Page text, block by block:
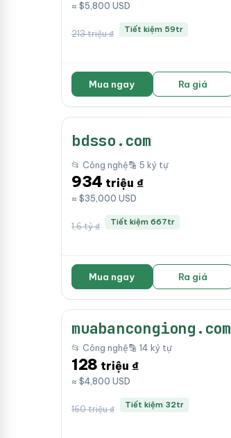
≈ $5,800 USD
213 triệu ₫ Tiết kiệm 59tr
Mua ngay Ra giá
bdsso.com
📂 Công nghệ🔡 5 ký tự
934 triệu ₫
≈ $35,000 USD
1,6 tỷ ₫ Tiết kiệm 667tr
Mua ngay Ra giá
muabancongiong.com
📂 Công nghệ🔡 14 ký tự
128 triệu ₫
≈ $4,800 USD
160 triệu ₫ Tiết kiệm 32tr